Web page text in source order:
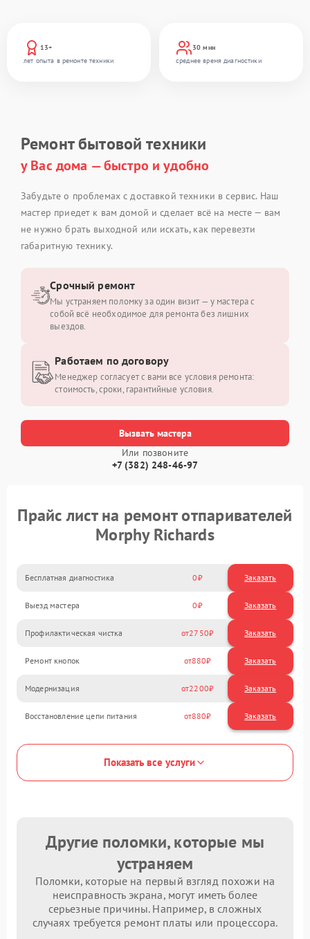
13+
лет опыта в ремонте техники
30 мин
среднее время диагностики
Ремонт бытовой техники
у Вас дома — быстро и удобно
Забудьте о проблемах с доставкой техники в сервис. Наш
мастер приедет к вам домой и сделает всё на месте — вам
не нужно брать выходной или искать, как перевезти
габаритную технику.
Вызвать мастера
Или позвоните
+7 (382) 248-46-97
Срочный ремонт
Мы устраняем поломку за один визит — у мастера с
собой всё необходимое для ремонта без лишних
выездов.
Работаем по договору
Менеджер согласует с вами все условия ремонта:
стоимость, сроки, гарантийные условия.
Прайс лист на ремонт отпаривателей
Morphy Richards
Бесплатная диагностика 0 Заказать
Выезд мастера 0 Заказать
Профилактическая чистка 2750
Ремонт кнопок 880
Модернизация 2200
Восстановление цепи питания 880
Показать все услуги
Другие поломки, которые мы
устраняем
Поломки, которые на первый взгляд похожи на
неисправность экрана, могут иметь более
серьезные причины. Например, в сложных
случаях требуется ремонт платы или процессора.